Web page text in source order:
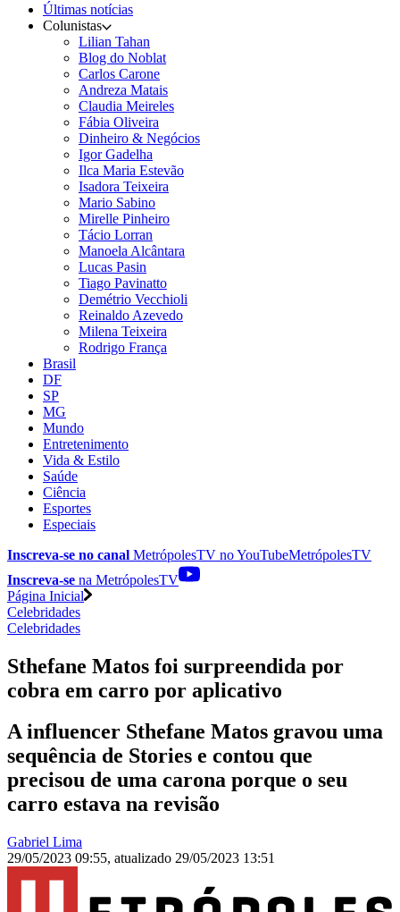
Últimas notícias
Colunistas
Lilian Tahan
Blog do Noblat
Carlos Carone
Andreza Matais
Claudia Meireles
Fábia Oliveira
Dinheiro & Negócios
Igor Gadelha
Ilca Maria Estevão
Isadora Teixeira
Mario Sabino
Mirelle Pinheiro
Tácio Lorran
Manoela Alcântara
Lucas Pasin
Tiago Pavinatto
Demétrio Vecchioli
Reinaldo Azevedo
Milena Teixeira
Rodrigo França
Brasil
DF
SP
MG
Mundo
Entretenimento
Vida & Estilo
Saúde
Ciência
Esportes
Especiais
Inscreva-se no canal MetrópolesTV noYouTubeMetrópolesTV
Inscreva-se na MetrópolesTV
Página Inicial
Celebridades
Celebridades
Sthefane Matos foi surpreendida por
cobra em carro por aplicativo
A influencer Sthefane Matos gravou uma
sequência de Stories e contou que
precisou de uma carona porque o seu
carro estava na revisão
Gabriel Lima
29/05/2023 09:55, atualizado 29/05/2023 13:51